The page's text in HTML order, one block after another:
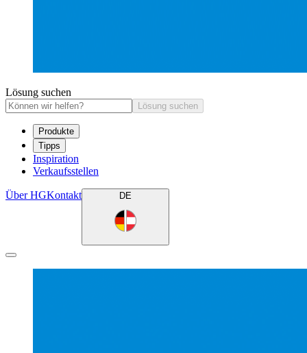
Lösung suchen
Lösung suchen
Produkte
Tipps
Inspiration
Verkaufsstellen
Über HGKontakt DE